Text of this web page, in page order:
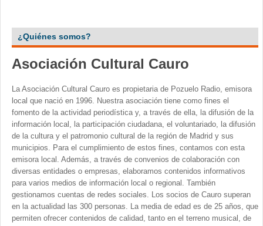
¿Quiénes somos?
Asociación Cultural Cauro
La Asociación Cultural Cauro es propietaria de Pozuelo Radio, emisora
local que nació en 1996. Nuestra asociación tiene como fines el
fomento de la actividad periodística y, a través de ella, la difusión de la
información local, la participación ciudadana, el voluntariado, la difusión
de la cultura y el patromonio cultural de la región de Madrid y sus
municipios. Para el cumplimiento de estos fines, contamos con esta
emisora local. Además, a través de convenios de colaboración con
diversas entidades o empresas, elaboramos contenidos informativos
para varios medios de información local o regional. También
gestionamos cuentas de redes sociales. Los socios de Cauro superan
en la actualidad las 300 personas. La media de edad es de 25 años, que
permiten ofrecer contenidos de calidad, tanto en el terreno musical, de